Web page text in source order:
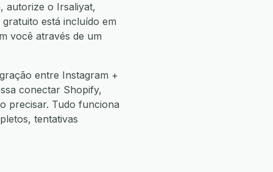
autorize o Irsaliyat,
está incluído em
você através de um
entre Instagram +
conectar Shopify,
precisar. Tudo funciona
tentativas